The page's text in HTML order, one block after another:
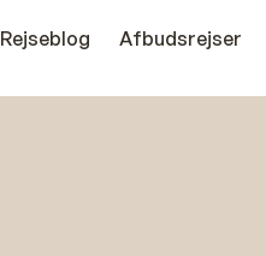
Rejseblog Afbudsrejser